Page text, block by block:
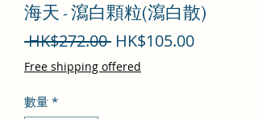
海天 - 瀉白顆粒(瀉白散)
HK$272.00 一
般
HK$105.00促
Free shipping offered
數量 *